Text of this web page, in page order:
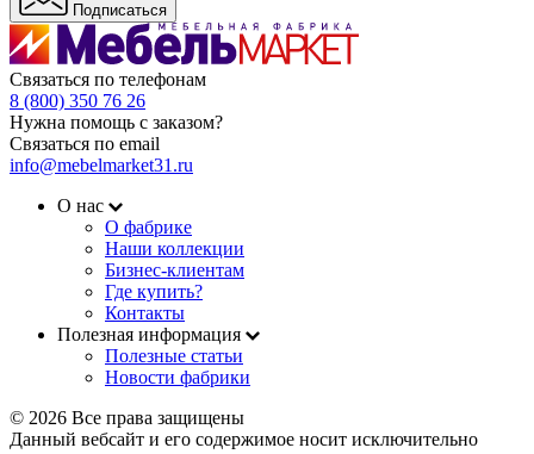
Подписаться
Связаться по телефонам
8 (800) 350 76 26
Нужна помощь с заказом?
Связаться по email
info@mebelmarket31.ru
О нас
О фабрике
Наши коллекции
Бизнес-клиентам
Где купить?
Контакты
Полезная информация
Полезные статьи
Новости фабрики
© 2026 Все права защищены
Данный вебсайт и его содержимое носит исключительно